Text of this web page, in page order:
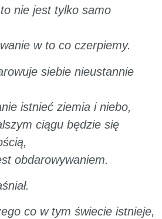
nie jest tylko samo
w to co czerpiemy.
siebie nieustannie
istnieć ziemia i niebo,
ciągu będzie się
obdarowywaniem.
co w tym świecie istnieje,